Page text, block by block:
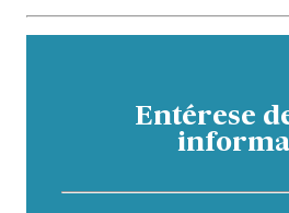
Entérese